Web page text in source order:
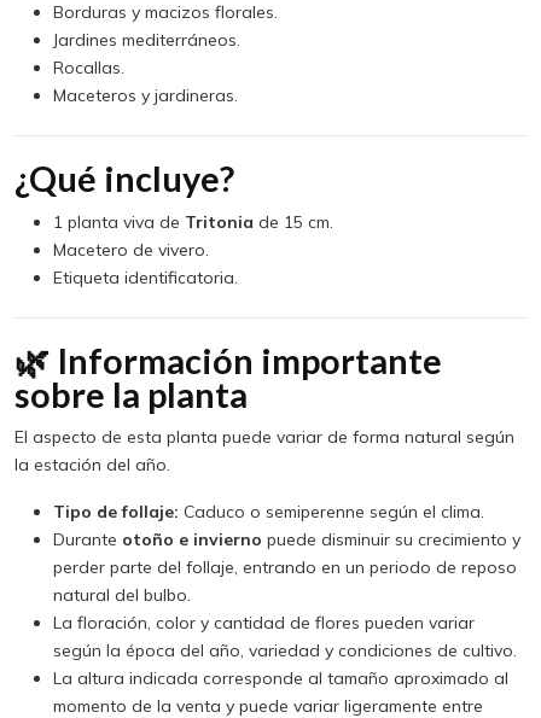
Borduras y macizos florales.
Jardines mediterráneos.
Rocallas.
Maceteros y jardineras.
¿Qué incluye?
1 planta viva de Tritonia de 15 cm.
Macetero de vivero.
Etiqueta identificatoria.
🌿 Información importante
sobre la planta
El aspecto de esta planta puede variar de forma natural según
la estación del año.
Tipo de follaje: Caduco o semiperenne según el clima.
Durante otoño e invierno puede disminuir su crecimiento y
perder parte del follaje, entrando en un periodo de reposo
natural del bulbo.
La floración, color y cantidad de flores pueden variar
según la época del año, variedad y condiciones de cultivo.
La altura indicada corresponde al tamaño aproximado al
momento de la venta y puede variar ligeramente entre